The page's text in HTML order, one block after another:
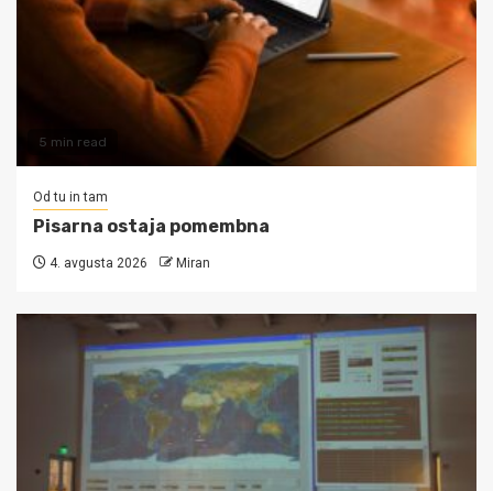
5 min read
Od tu in tam
Pisarna ostaja pomembna
4. avgusta 2026 Miran